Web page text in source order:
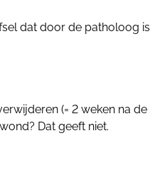
dat door de patholoog is
(= 2 weken na de
Dat geeft niet.